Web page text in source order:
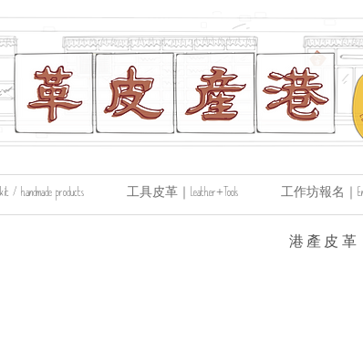
products 工具皮革｜Leather+Tools 工作坊報名｜
港產皮革